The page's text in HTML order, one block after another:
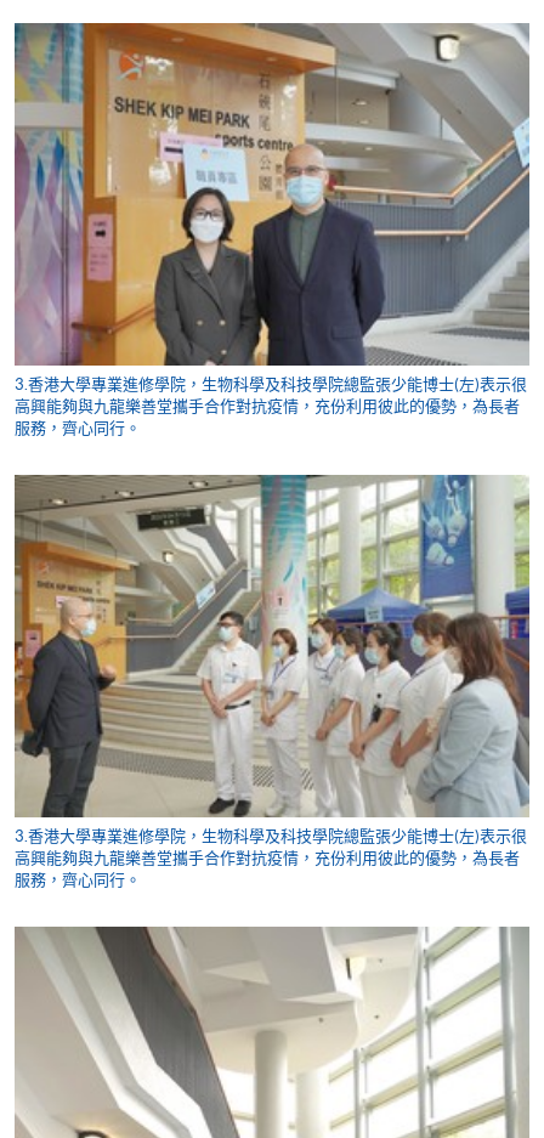
3.香港大學專業進修學院，生物科學及科技學院總監張少能博士(左)表示很
高興能夠與九龍樂善堂攜手合作對抗疫情，充份利用彼此的優勢，為長者
服務，齊心同行。
3.香港大學專業進修學院，生物科學及科技學院總監張少能博士(左)表示很
高興能夠與九龍樂善堂攜手合作對抗疫情，充份利用彼此的優勢，為長者
服務，齊心同行。